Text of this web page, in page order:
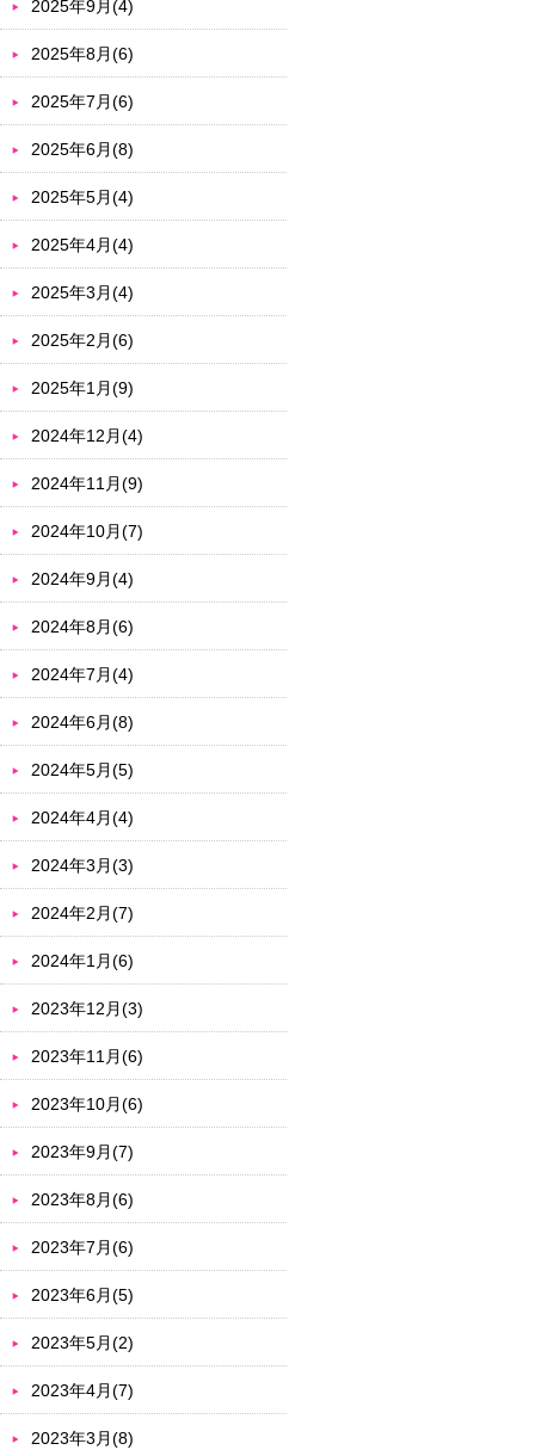
2025年9月(4)
2025年8月(6)
2025年7月(6)
2025年6月(8)
2025年5月(4)
2025年4月(4)
2025年3月(4)
2025年2月(6)
2025年1月(9)
2024年12月(4)
2024年11月(9)
2024年10月(7)
2024年9月(4)
2024年8月(6)
2024年7月(4)
2024年6月(8)
2024年5月(5)
2024年4月(4)
2024年3月(3)
2024年2月(7)
2024年1月(6)
2023年12月(3)
2023年11月(6)
2023年10月(6)
2023年9月(7)
2023年8月(6)
2023年7月(6)
2023年6月(5)
2023年5月(2)
2023年4月(7)
2023年3月(8)